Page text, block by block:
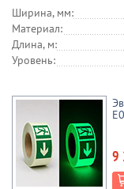
Ширина, мм:
Материал:
Длина, м:
Уровень:
9